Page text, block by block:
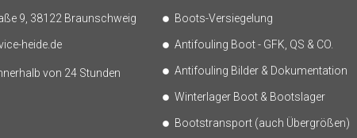
9, 38122 Braunschweig
heide.de
von 24 Stunden
Boots-Versiegelung
Antifouling Boot - GFK, QS & CO.
Antifouling Bilder & Dokumentation
Winterlager Boot & Bootslager
Bootstransport (auch Übergrößen)